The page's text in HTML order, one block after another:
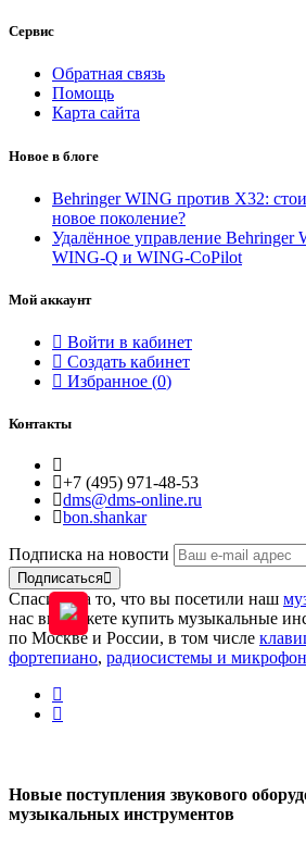
Сервис
Обратная связь
Помощь
Карта сайта
Новое в блоге
Behringer WING против X32:
новое поколение?
Удалённое управление
WING-Q и WING-CoPilot
Мой аккаунт
Войти в кабинет
Создать кабинет
Избранное (0)
Контакты
+7 (495) 971-48-53
dms@dms-online.ru
bon.shankar
Подписка на новости
Подписаться
Спасибо за то, что вы посетили наш
нас вы можете купить музыкальные
по Москве и России, в том числе
фортепиано, радиосистемы и
Новые поступления звукового
музыкальных инструментов